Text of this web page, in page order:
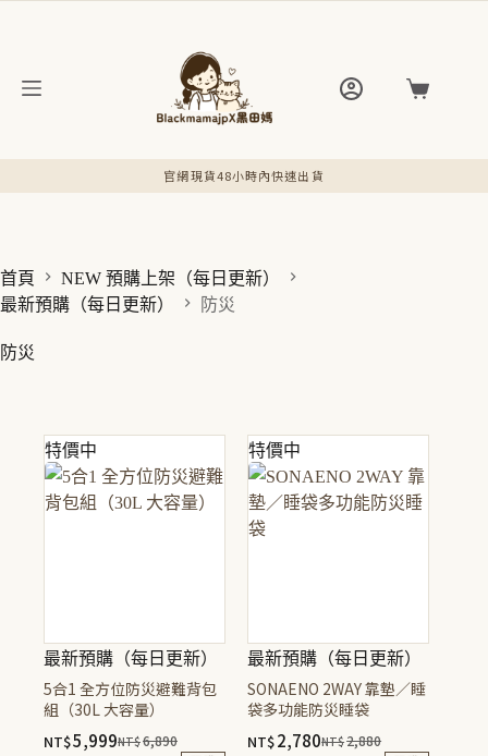
購
官網現貨48小時內快速出貨
首頁
NEW 預購上架（每日更新）
最新預購（每日更新）
防災
防災
特價中
最新預購（每日更新）
5合1 全方位防災避難背包
組（30L 大容量）
NT$6,890
原
NT$5,999目
特價中
最新預購（每日更新）
SONAENO 2WAY 靠墊／睡
袋多功能防災睡袋
NT$2,880
原
NT$2,780目